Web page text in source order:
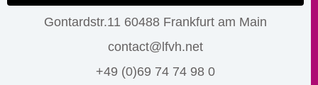
Gontardstr.11 60488 Frankfurt am Main
contact@lfvh.net
+49 (0)69 74 74 98 0